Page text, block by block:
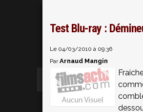
Test Blu-ray :
Le 04/03/2010 à 09:36
ParArnaud Mangin